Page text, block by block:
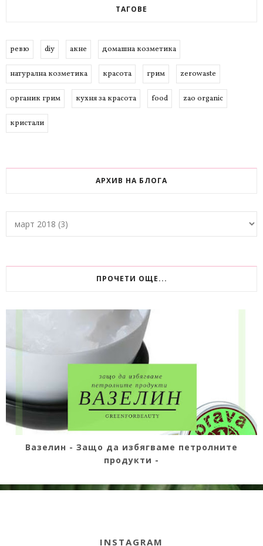
ТАГОВЕ
ревю diy акне домашна козметика
натурална козметика красота грим zerowaste
органик грим кухня за красота food zao organic
кристали
АРХИВ НА БЛОГА
ПРОЧЕТИ ОЩЕ...
Вазелин - Защо да избягваме петролните
продукти -
INSTAGRAM